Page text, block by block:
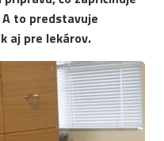
to predstavuje
aj pre lekárov.